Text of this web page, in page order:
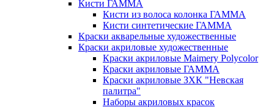
Кисти ГАММА
Кисти из волоса колонка ГАММА
Кисти синтетические ГАММА
Краски акварельные художественные
Краски акриловые художественные
Краски акриловые Maimery Polycolor
Краски акриловые ГАММА
Краски акриловые ЗХК "Невская
палитра"
Наборы акриловых красок